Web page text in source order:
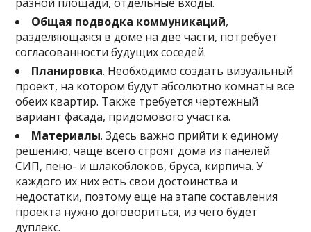
Общая подводка коммуникаций,
разделяющаяся в доме на две части, потребует
согласованности будущих соседей.
Планировка. Необходимо создать визуальный
проект, на котором будут абсолютно комнаты все
обеих квартир. Также требуется чертежный
вариант фасада, придомового участка.
Материалы. Здесь важно прийти к единому
решению, чаще всего строят дома из панелей
СИП, пено- и шлакоблоков, бруса, кирпича. У
каждого их них есть свои достоинства и
недостатки, поэтому еще на этапе составления
проекта нужно договориться, из чего будет
дуплекс.